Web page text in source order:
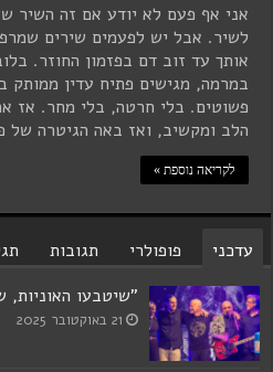
אני אף פעם לא יודע אם זה השיר
לשיר. אבל יש לפעמים שירים
אותך עד זוב דם בפזמון החוזר.
במרמה, מגישים פתיח עדין ממותק
פשוטים. בלי חרטה, בלי מחר. אז
הלב ומקשיב, ואז באה הגיטרה של
לקריאה נוספת »
עדכני פופולרי תגובות
"שיטבעו
21 באוקטובר 2025